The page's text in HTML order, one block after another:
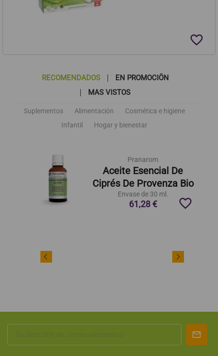
favorite_border
RECOMENDADOS
EN PROMOCIÖN
MAS VISTOS
Suplementos Alimentación
Cosmética e higiene
Infantil
Hogar y bienestar
Pranarom
Aceite Esencial De
Ciprés De Provenza Bio
Envase de 30 ml.
61,28 € favorite_border